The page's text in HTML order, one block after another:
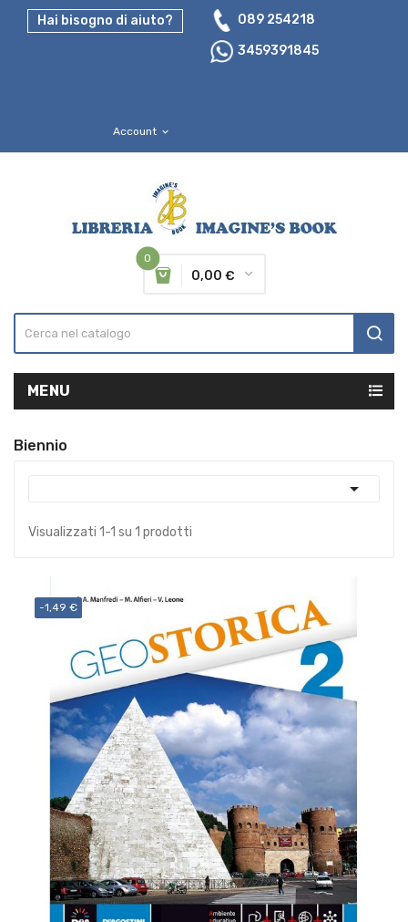
Hai bisogno di aiuto?
089 254218
3459391845
Account expand_more
0
0,00 €
MENU
Biennio

Visualizzati 1-1 su 1 prodotti
-1,49 €